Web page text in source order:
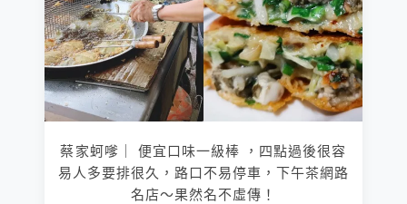
蔡家蚵嗲｜ 便宜口味一級棒 ，四點過後很容
易人多要排很久，路口不易停車，下午茶網路
名店～果然名不虛傳！